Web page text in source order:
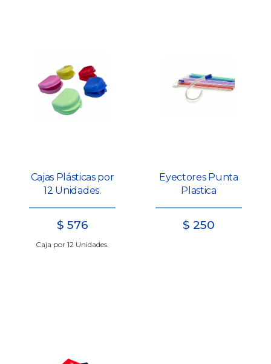
Cajas Plásticas por
12 Unidades.
$ 576
Caja por 12 Unidades.
Eyectores Punta
Plastica
$ 250